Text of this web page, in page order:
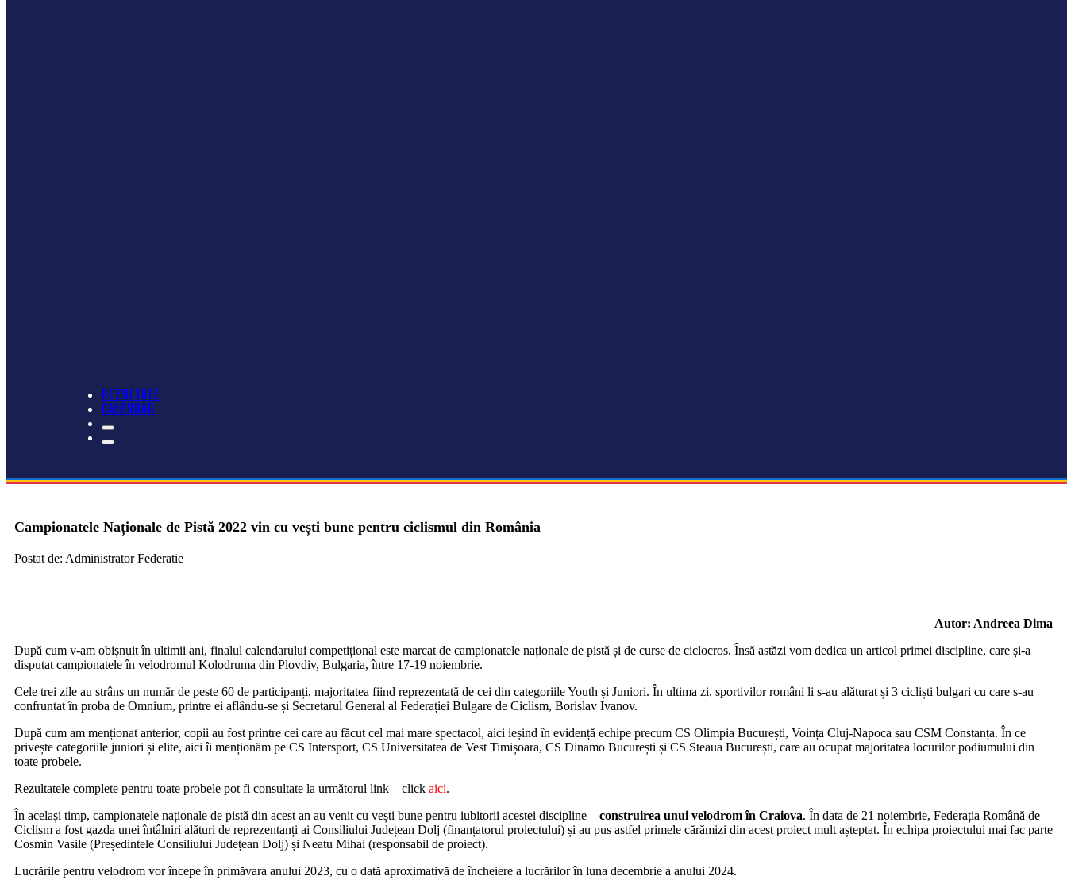
REZULTATE
CALENDAR
Campionatele Naționale de Pistă 2022 vin cu vești bune pentru ciclismul din România
Postat de: Administrator Federatie
Autor: Andreea Dima
După cum v-am obișnuit în ultimii ani, finalul calendarului competițional este marcat de campionatele naționale de pistă și de curse de ciclocros. Însă astăzi vom dedica un articol primei discipline, care și-a
disputat campionatele în velodromul Kolodruma din Plovdiv, Bulgaria, între 17-19 noiembrie.
Cele trei zile au strâns un număr de peste 60 de participanți, majoritatea fiind reprezentată de cei din categoriile Youth și Juniori. În ultima zi, sportivilor români li s-au alăturat și 3 cicliști bulgari cu care s-au
confruntat în proba de Omnium, printre ei aflându-se și Secretarul General al Federației Bulgare de Ciclism, Borislav Ivanov.
După cum am menționat anterior, copii au fost printre cei care au făcut cel mai mare spectacol, aici ieșind în evidență echipe precum CS Olimpia București, Voința Cluj-Napoca sau CSM Constanța. În ce
privește categoriile juniori și elite, aici îi menționăm pe CS Intersport, CS Universitatea de Vest Timișoara, CS Dinamo București și CS Steaua București, care au ocupat majoritatea locurilor podiumului din
toate probele.
Rezultatele complete pentru toate probele pot fi consultate la următorul link – click aici.
În același timp, campionatele naționale de pistă din acest an au venit cu vești bune pentru iubitorii acestei discipline – construirea unui velodrom în Craiova. În data de 21 noiembrie, Federația Română de
Ciclism a fost gazda unei întâlniri alături de reprezentanți ai Consiliului Județean Dolj (finanțatorul proiectului) și au pus astfel primele cărămizi din acest proiect mult așteptat. În echipa proiectului mai fac parte
Cosmin Vasile (Președintele Consiliului Județean Dolj) și Neatu Mihai (responsabil de proiect).
Lucrările pentru velodrom vor începe în primăvara anului 2023, cu o dată aproximativă de încheiere a lucrărilor în luna decembrie a anului 2024.